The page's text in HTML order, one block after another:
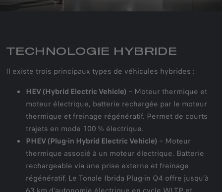
TECHNOLOGIE HYBRIDE
Il existe trois principaux types de véhicules hybrides :
HEV (Hybrid Electric Vehicle) – Moteur thermique et
moteur électrique, batterie rechargée par le moteur
thermique et freinage régénératif. Permet de courts
trajets en mode 100 % électrique.
PHEV (Plug-in Hybrid Electric Vehicle) – Moteur
thermique associé à un moteur électrique. Batterie
rechargeable via une prise externe et freinage
régénératif. Le Tonale Ibrida Plug-in Q4 offre jusqu’à